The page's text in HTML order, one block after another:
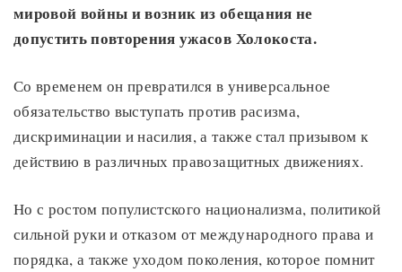
мировой войны и возник из обещания не
допустить повторения ужасов Холокоста.
Со временем он превратился в универсальное
обязательство выступать против расизма,
дискриминации и насилия, а также стал призывом к
действию в различных правозащитных движениях.
Но с ростом популистского национализма, политикой
сильной руки и отказом от международного права и
порядка, а также уходом поколения, которое помнит